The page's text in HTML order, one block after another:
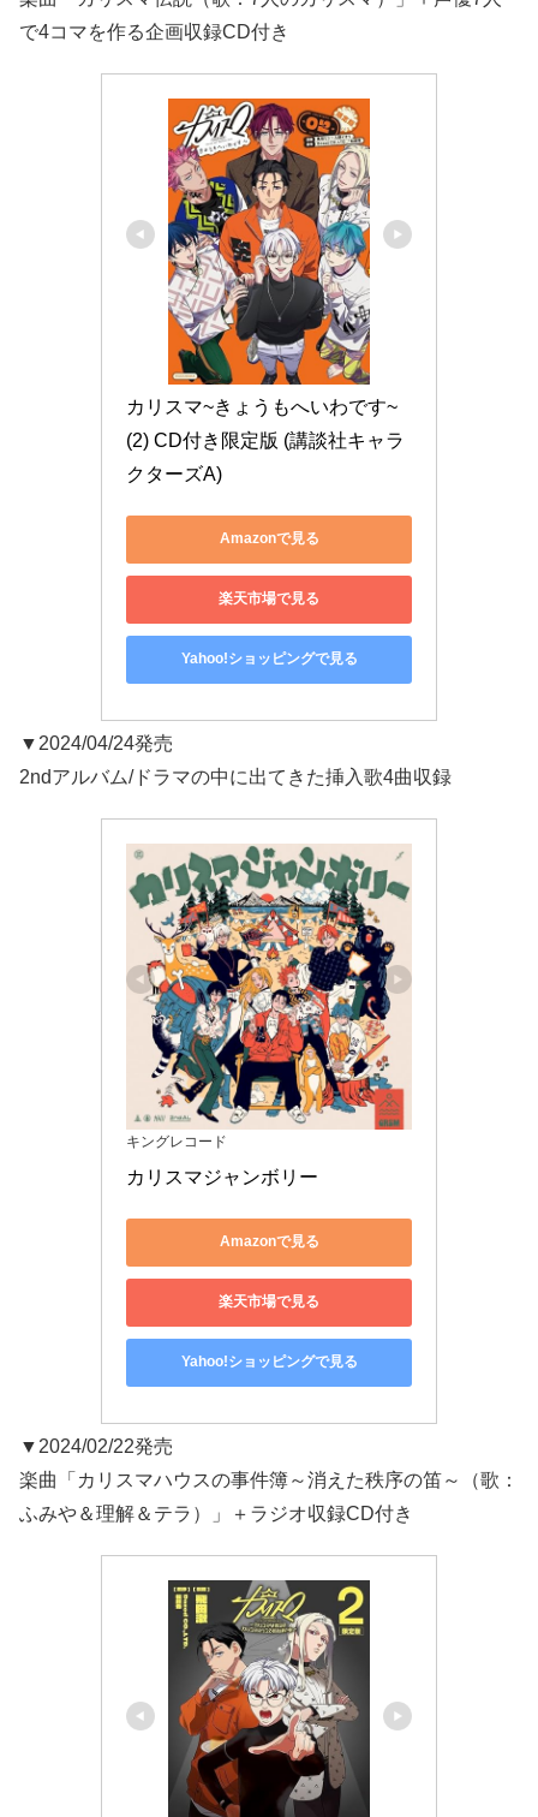
で4コマを作る企画収録CD付き
カリスマ~きょうもへいわです~
(2) CD付き限定版 (講談社キャラ
クターズA)
Amazonで見る
楽天市場で見る
Yahoo!ショッピングで見る
▼2024/04/24発売
2ndアルバム/ドラマの中に出てきた挿入歌4曲収録
キングレコード
カリスマジャンボリー
Amazonで見る
楽天市場で見る
Yahoo!ショッピングで見る
▼2024/02/22発売
楽曲「カリスマハウスの事件簿～消えた秩序の笛～（歌：
ふみや＆理解＆テラ）」＋ラジオ収録CD付き